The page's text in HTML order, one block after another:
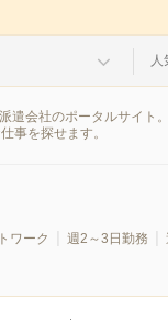
人
会社のポータルサイト
事を探せます。
ワーク 週2～3日勤務